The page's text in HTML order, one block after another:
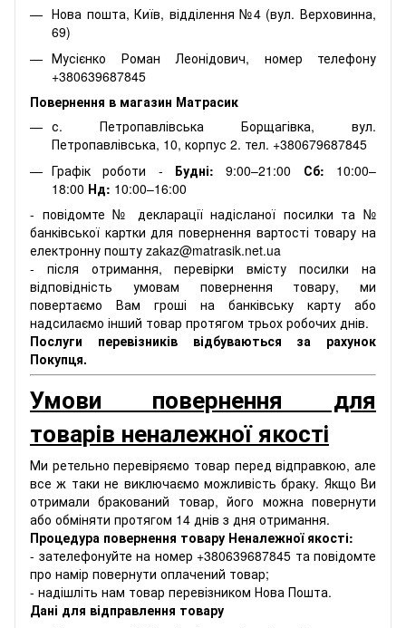
Нова пошта, Київ, відділення №4 (вул. Верховинна,
69)
Мусієнко Роман Леонідович, номер телефону
+380639687845
Повернення в магазин Матрасик
с. Петропавлівська Борщагівка, вул.
Петропавлівська, 10, корпус 2. тел. +380679687845
Графік роботи - Будні: 9:00–21:00 Сб: 10:00–
18:00 Нд: 10:00–16:00
- повідомте № декларації надісланої посилки та №
банківської картки для повернення вартості товару на
електронну пошту zakaz@matrasik.net.ua
- після отримання, перевірки вмісту посилки на
відповідність умовам повернення товару, ми
повертаємо Вам гроші на банківську карту або
надсилаємо інший товар протягом трьох робочих днів.
Послуги перевізників відбуваються за рахунок
Покупця.
Умови повернення для
товарів неналежної якості
Ми ретельно перевіряємо товар перед відправкою, але
все ж таки не виключаємо можливість браку. Якщо Ви
отримали бракований товар, його можна повернути
або обміняти протягом 14 днів з дня отримання.
Процедура повернення товару Неналежної якості:
- зателефонуйте на номер +380639687845 та повідомте
про намір повернути оплачений товар;
- надішліть нам товар перевізником Нова Пошта.
Дані для відправлення товару